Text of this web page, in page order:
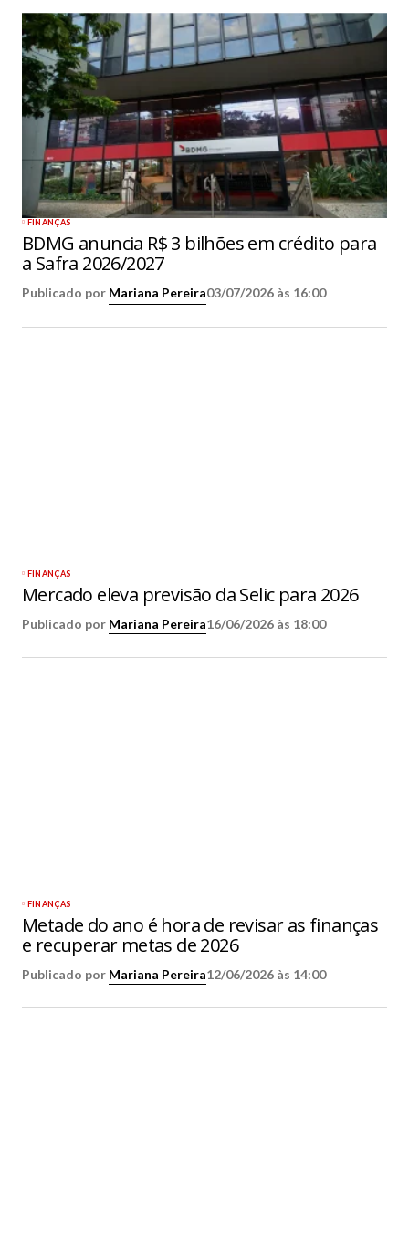
FINANÇAS
BDMG anuncia R$ 3 bilhões em crédito para
a Safra 2026/2027
Publicado por Mariana Pereira03/07/2026 às 16:00
FINANÇAS
Mercado eleva previsão da Selic para 2026
Publicado por Mariana Pereira16/06/2026 às 18:00
FINANÇAS
Metade do ano é hora de revisar as finanças
e recuperar metas de 2026
Publicado por Mariana Pereira12/06/2026 às 14:00